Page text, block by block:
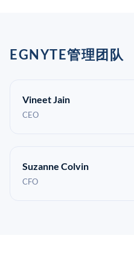
EGNYTE管理团队
Vineet Jain
CEO
Suzanne Colvin
CFO